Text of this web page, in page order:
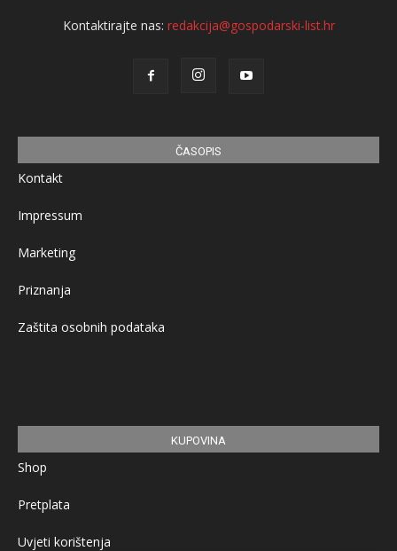
Kontaktirajte nas: redakcija@gospodarski-list.hr
ČASOPIS
Kontakt
Impressum
Marketing
Priznanja
Zaštita osobnih podataka
KUPOVINA
Shop
Pretplata
Uvjeti korištenja